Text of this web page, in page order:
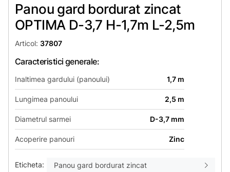
Panou gard bordurat zincat
OPTIMA D-3,7 H-1,7m L-2,5m
Articol: 37807
Caracteristici generale:
Inaltimea gardului (panoului) 1,7 m
Lungimea panoului 2,5 m
Diametrul sarmei D-3,7 mm
Acoperire panouri Zinc
Eticheta: Panou gard bordurat zincat